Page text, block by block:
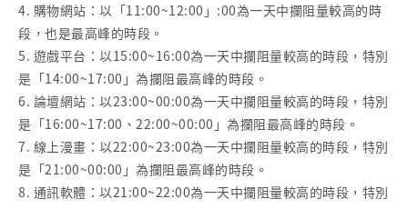
4. 購物網站：以「11:00~12:00」:00為一天中攔阻量較高的時
段，也是最高峰的時段。
5. 遊戲平台：以15:00~16:00為一天中攔阻量較高的時段，特別
是「14:00~17:00」為攔阻最高峰的時段。
6. 論壇網站：以23:00~00:00為一天中攔阻量較高的時段，特別
是「16:00~17:00、22:00~00:00」為攔阻最高峰的時段。
7. 線上漫畫：以22:00~23:00為一天中攔阻量較高的時段，特別
是「21:00~00:00」為攔阻最高峰的時段。
8. 通訊軟體：以21:00~22:00為一天中攔阻量較高的時段，特別